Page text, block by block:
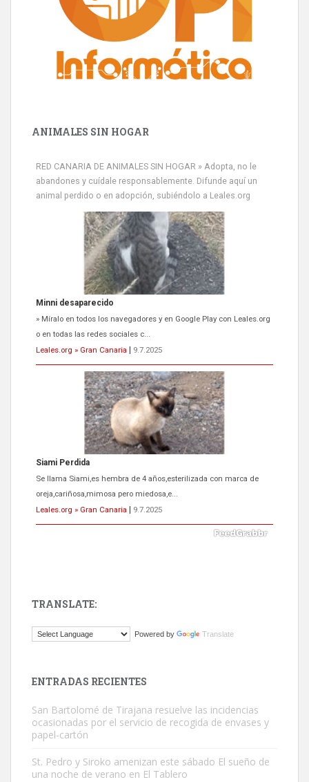
ANIMALES SIN HOGAR
RED CANARIA DE ANIMALES SIN HOGAR » Adopta, no le
abandones y cuídale responsablemente. Difunde aquí un
animal perdido o en adopción, subiéndolo a Leales.org
Minni desaparecido
» Míralo en todos los navegadores y en Google Play con Leales.org
o en todas las redes sociales c...
Leales.org » Gran Canaria
9.7.2025
Siami Perdida
Se llama Siami,es hembra de 4 años,esterilizada con marca de
oreja,cariñosa,mimosa pero miedosa,e...
Leales.org » Gran Canaria
9.7.2025
El ayuntamiento se va a llevar a Los Gatos callejeros de la zona los
TRANSLATE:
Powered by Translate
ENTRADAS RECIENTES
San Bartolomé de Tirajana resuelve las incidencias
ocasionadas por el servicio de recogida de envases y
papel-cartón
St. Pedro y Siroko amenizan este sábado El sueño de
una noche de verano en El Tablero